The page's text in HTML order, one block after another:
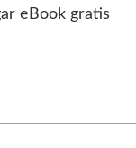
eBook gratis